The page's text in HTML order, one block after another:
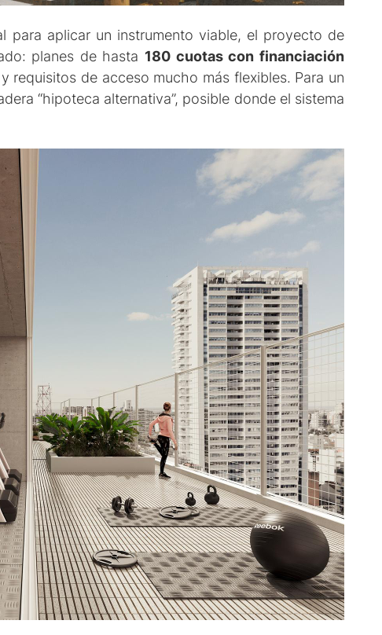
para aplicar un instrumento viable, el proyecto de
planes de hasta 180 cuotas con financiación
requisitos de acceso mucho más flexibles. Para un
“hipoteca alternativa”, posible donde el sistema